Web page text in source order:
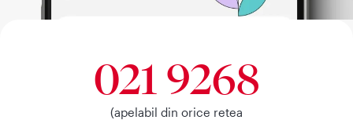
021 9268
(apelabil din orice retea